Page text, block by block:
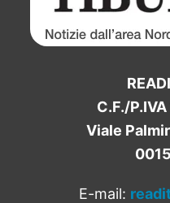
C.F./
Viale
E-mail: